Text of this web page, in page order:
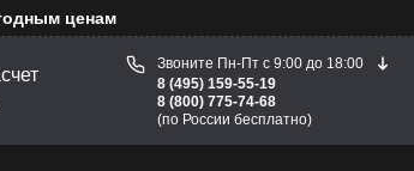
ценам
Звоните Пн-Пт с 9:00 до 18:00
8 (495) 159-55-19
8 (800) 775-74-68
(по России бесплатно)